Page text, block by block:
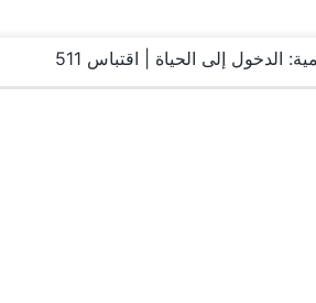
الدخول إلى الحياة | اقتباس 511